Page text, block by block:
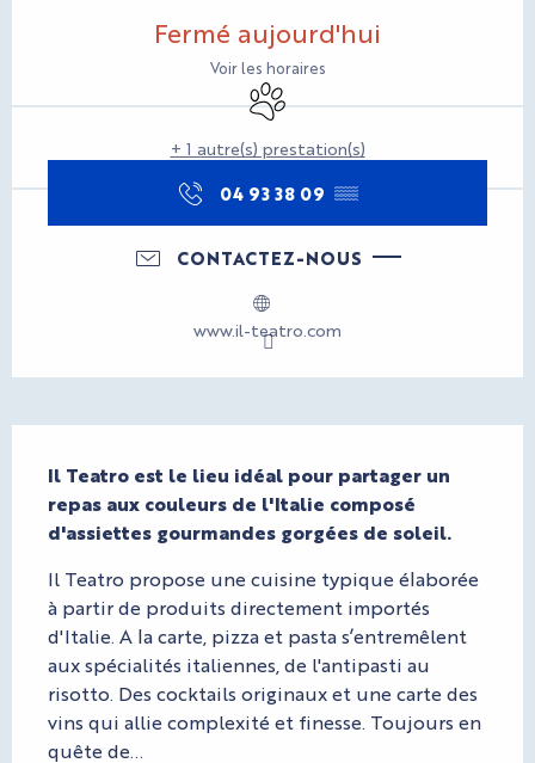
Fermé aujourd'hui
Voir les horaires
Animaux acceptés
+ 1 autre(s) prestation(s)
04 93 38 09 ▒▒
CONTACTEZ-NOUS
www.il-teatro.com
Il Teatro est le lieu idéal pour partager un
repas aux couleurs de l'Italie composé
d'assiettes gourmandes gorgées de soleil.
Il Teatro propose une cuisine typique élaborée
à partir de produits directement importés
d'Italie. A la carte, pizza et pasta s’entremêlent
aux spécialités italiennes, de l'antipasti au
risotto. Des cocktails originaux et une carte des
vins qui allie complexité et finesse. Toujours en
quête de...